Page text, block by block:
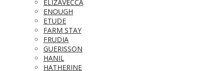
ELIZAVECCA
ENOUGH
ETUDE
FARM STAY
FRUDIA
GUERISSON
HANIL
HATHERINE